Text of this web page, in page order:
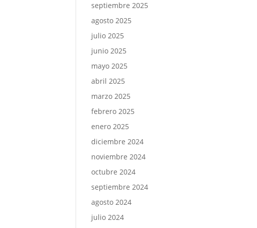
septiembre 2025
agosto 2025
julio 2025
junio 2025
mayo 2025
abril 2025
marzo 2025
febrero 2025
enero 2025
diciembre 2024
noviembre 2024
octubre 2024
septiembre 2024
agosto 2024
julio 2024